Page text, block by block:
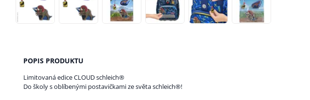
POPIS PRODUKTU
Limitovaná edice CLOUD schleich®
Do školy s oblíbenými postavičkami ze světa schleich®!